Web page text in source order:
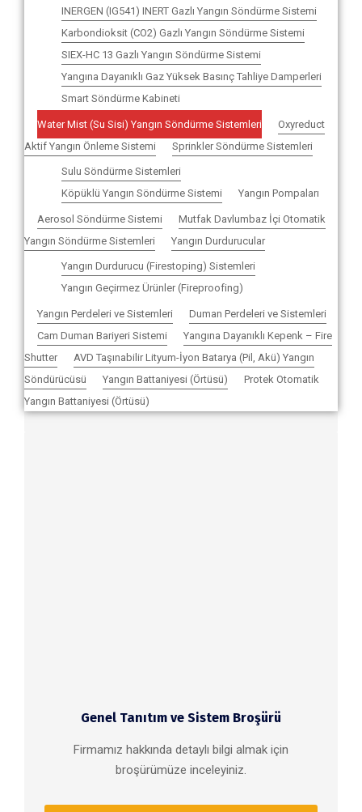
INERGEN (IG541) INERT Gazlı Yangın Söndürme Sistemi
Karbondioksit (CO2) Gazlı Yangın Söndürme Sistemi
SIEX-HC 13 Gazlı Yangın Söndürme Sistemi
Yangına Dayanıklı Gaz Yüksek Basınç Tahliye Damperleri
Smart Söndürme Kabineti
Water Mist (Su Sisi) Yangın Söndürme Sistemleri
Oxyreduct
Aktif Yangın Önleme Sistemi
Sprinkler Söndürme Sistemleri
Sulu Söndürme Sistemleri
Köpüklü Yangın Söndürme Sistemi
Yangın Pompaları
Aerosol Söndürme Sistemi
Mutfak Davlumbaz İçi Otomatik
Yangın Söndürme Sistemleri
Yangın Durdurucular
Yangın Durdurucu (Firestoping) Sistemleri
Yangın Geçirmez Ürünler (Fireproofing)
Yangın Perdeleri ve Sistemleri
Duman Perdeleri ve Sistemleri
Cam Duman Bariyeri Sistemi
Yangına Dayanıklı Kepenk – Fire
Shutter
AVD Taşınabilir Lityum-İyon Batarya (Pil, Akü) Yangın
Söndürücüsü
Yangın Battaniyesi (Örtüsü)
Protek Otomatik
Yangın Battaniyesi (Örtüsü)
Genel Tanıtım ve Sistem Broşürü
Firmamız hakkında detaylı bilgi almak için
broşürümüze inceleyiniz.